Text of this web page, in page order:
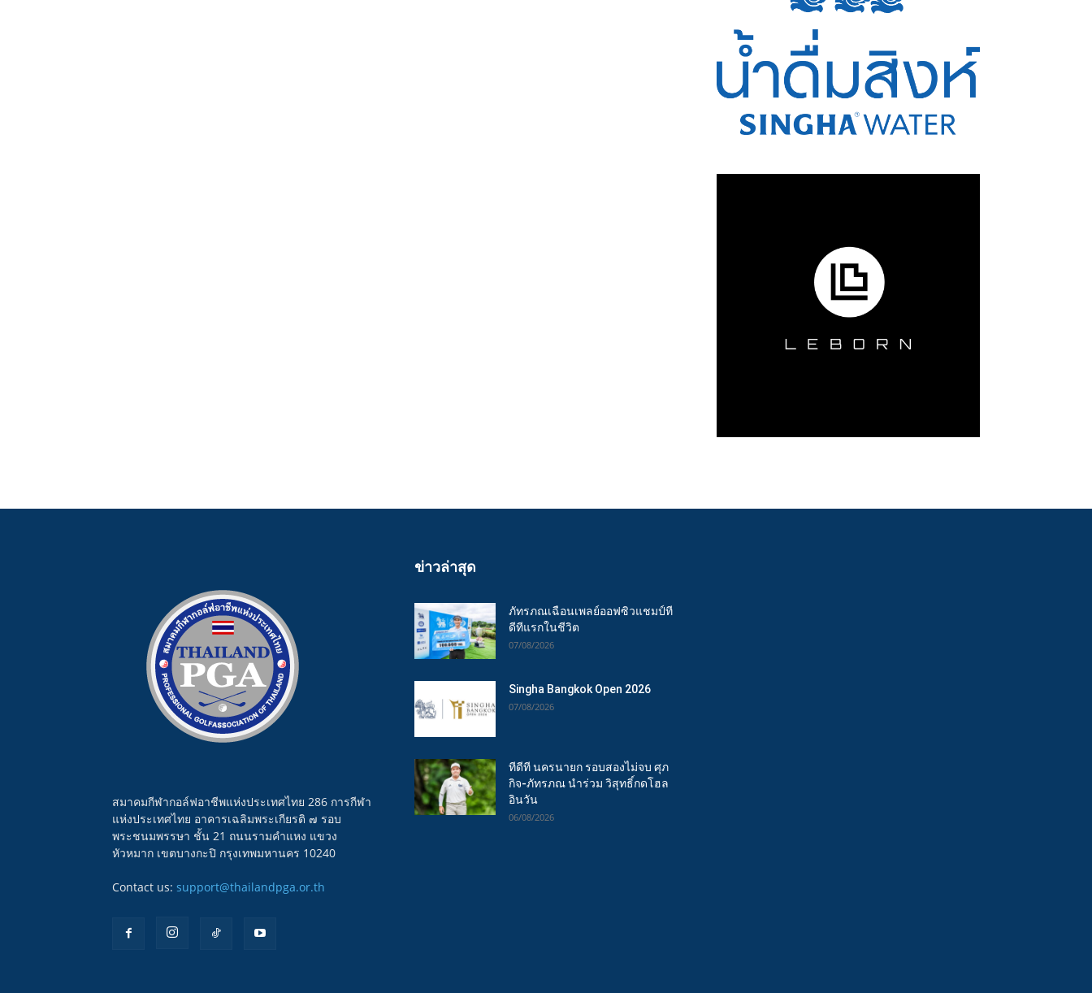
สมาคมกีฬากอล์ฟอาชีพแห่งประเทศไทย 286 การกีฬา
แห่งประเทศไทย อาคารเฉลิมพระเกียรติ ๗ รอบ
พระชนมพรรษา ชั้น 21 ถนนรามคำแหง แขวง
หัวหมาก เขตบางกะปิ กรุงเทพมหานคร 10240
Contact us: support@thailandpga.or.th
ข่าวล่าสุด
ภัทรภณเฉือนเพลย์ออฟซิวแชมป์ที
ดีทีแรกในชีวิต
07/08/2026
Singha Bangkok Open 2026
07/08/2026
ทีดีที นครนายก รอบสองไม่จบ ศุภ
กิจ-ภัทรภณ นำร่วม วิสุทธิ์กดโฮล
อินวัน
06/08/2026